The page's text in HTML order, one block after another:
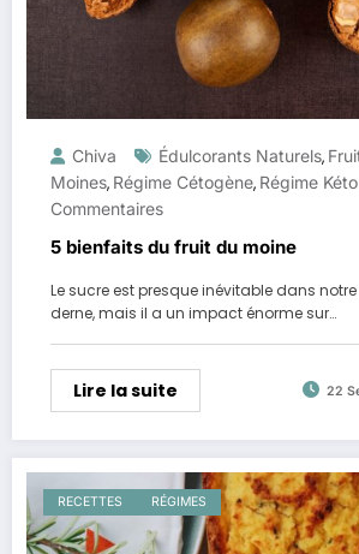
Chiva Édulcorants Naturels,
Moines, Régime Cétogène, Régime Kéto
Commentaires
5 bienfaits du fruit du moine
Le sucre est presque inévitable dans
derne, mais il a un impact énorme sur…
Lire la suite 22
RECETTES RÉGIMES